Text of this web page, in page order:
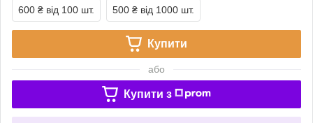
600 ₴ від 100 шт. 500 ₴ від 1000 шт.
Купити
або
Купити з